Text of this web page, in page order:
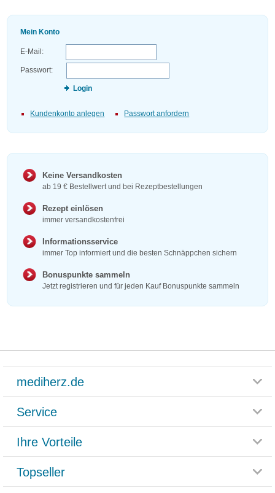
Mein Konto
E-Mail:
Passwort:
Login
Kundenkonto anlegen Passwort anfordern
Keine Versandkosten
ab 19 € Bestellwert und bei Rezeptbestellungen
Rezept einlösen
immer versandkostenfrei
Informationsservice
immer Top informiert und die besten Schnäppchen sichern
Bonuspunkte sammeln
Jetzt registrieren und für jeden Kauf Bonuspunkte sammeln
mediherz.de
Glossar
Häufig gestellte Fragen
Datenschutz
Service
Rücksendemöglichkeit
Paketlieferstatus
Ihre Vorteile
Rezeptlieferung
Bonusprogramm
Topseller